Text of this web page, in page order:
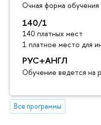
Очная форма обучения
140/1
140 платных мест
1 платное место для
РУС+АНГЛ
Обучение ведется на
Все программы